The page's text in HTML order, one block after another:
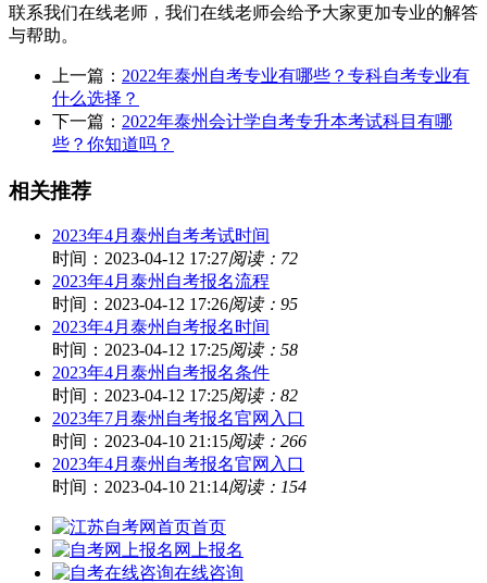
联系我们在线老师，我们在线老师会给予大家更加专业的解答
与帮助。
上一篇： 2022年泰州自考专业有哪些？专科自考专业有
什么选择？
下一篇： 2022年泰州会计学自考专升本考试科目有哪
些？你知道吗？
相关推荐
2023年4月泰州自考考试时间
时间：2023-04-12 17:27阅读：72
2023年4月泰州自考报名流程
时间：2023-04-12 17:26阅读：95
2023年4月泰州自考报名时间
时间：2023-04-12 17:25阅读：58
2023年4月泰州自考报名条件
时间：2023-04-12 17:25阅读：82
2023年7月泰州自考报名官网入口
时间：2023-04-10 21:15阅读：266
2023年4月泰州自考报名官网入口
时间：2023-04-10 21:14阅读：154
首页
网上报名
在线咨询